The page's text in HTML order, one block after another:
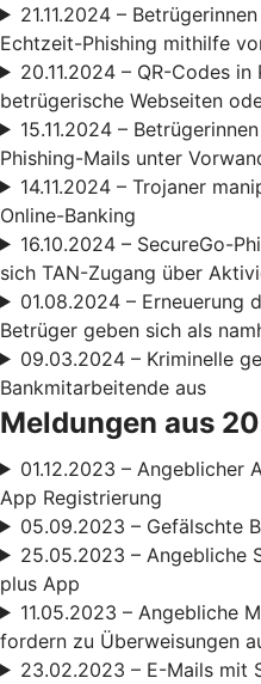
21.11.2024 –
Echtzeit-Phishing mithilfe
20.11.2024 – QR-Codes
betrügerische Webseiten
15.11.2024 –
Phishing-Mails unter
14.11.2024 – Trojaner
Online-Banking
16.10.2024 – SecureGo-
sich TAN-Zugang über
01.08.2024 – Erneuerung
Betrüger geben sich als
09.03.2024 – Kriminelle
Bankmitarbeitende aus
Meldungen aus
01.12.2023 – Angeblicher
App Registrierung
05.09.2023 – Gefälschte
25.05.2023 – Angebliche
plus App
11.05.2023 – Angebliche
fordern zu Überweisungen
23.02.2023 – E-Mails mit